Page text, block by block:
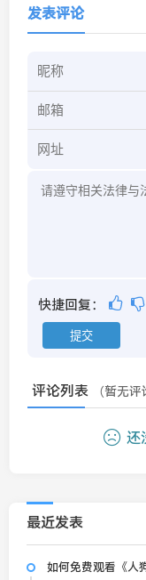
发表评论
快捷回复：
评论列表 （暂无评
还
最近发表
如何免费观看《人